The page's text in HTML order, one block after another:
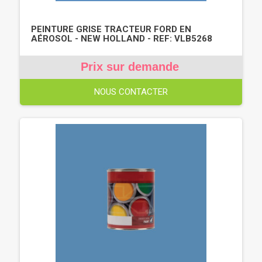
PEINTURE GRISE TRACTEUR FORD EN
AÉROSOL - NEW HOLLAND - REF: VLB5268
Prix sur demande
NOUS CONTACTER